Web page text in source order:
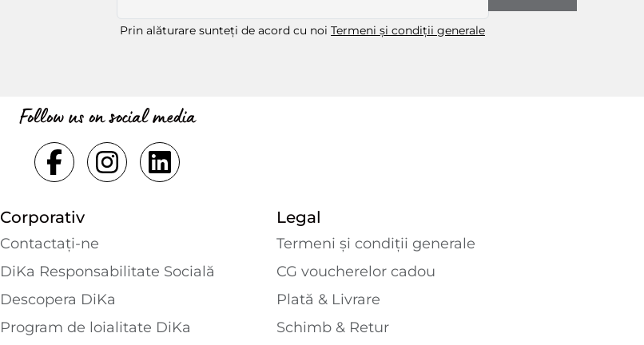
Prin alăturare sunteți de acord cu noi Termeni și condiții generale
Follow us on social media
Corporativ
Contactaţi-ne
DiKa Responsabilitate Socială
Descopera DiKa
Program de loialitate DiKa
Legal
Termeni și condiții generale
CG voucherelor cadou
Plată & Livrare
Schimb & Retur